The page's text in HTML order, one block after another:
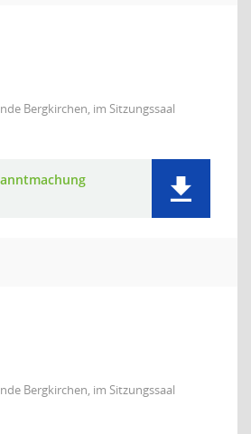
Bergkirchen, im Sitzungssaal
Bergkirchen, im Sitzungssaal